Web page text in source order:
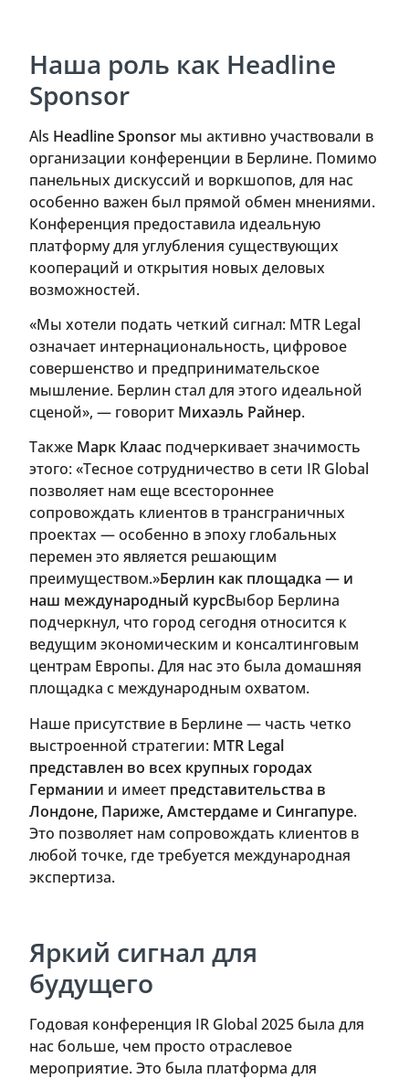
Наша роль как Headline
Sponsor
Als Headline Sponsor мы активно участвовали в
организации конференции в Берлине. Помимо
панельных дискуссий и воркшопов, для нас
особенно важен был прямой обмен мнениями.
Конференция предоставила идеальную
платформу для углубления существующих
коопераций и открытия новых деловых
возможностей.
«Мы хотели подать четкий сигнал: MTR Legal
означает интернациональность, цифровое
совершенство и предпринимательское
мышление. Берлин стал для этого идеальной
сценой», — говорит Михаэль Райнер.
Также Марк Клаас подчеркивает значимость
этого: «Тесное сотрудничество в сети IR Global
позволяет нам еще всестороннее
сопровождать клиентов в трансграничных
проектах — особенно в эпоху глобальных
перемен это является решающим
преимуществом.»Берлин как площадка — и
наш международный курсВыбор Берлина
подчеркнул, что город сегодня относится к
ведущим экономическим и консалтинговым
центрам Европы. Для нас это была домашняя
площадка с международным охватом.
Наше присутствие в Берлине — часть четко
выстроенной стратегии: MTR Legal
представлен во всех крупных городах
Германии и имеет представительства в
Лондоне, Париже, Амстердаме и Сингапуре.
Это позволяет нам сопровождать клиентов в
любой точке, где требуется международная
экспертиза.
Яркий сигнал для
будущего
Годовая конференция IR Global 2025 была для
нас больше, чем просто отраслевое
мероприятие. Это была платформа для